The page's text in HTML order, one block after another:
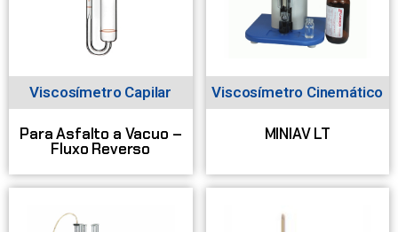
Viscosímetro Capilar
Para Asfalto a Vacuo –
Fluxo Reverso
Viscosímetro Cinemático
MINIAV LT